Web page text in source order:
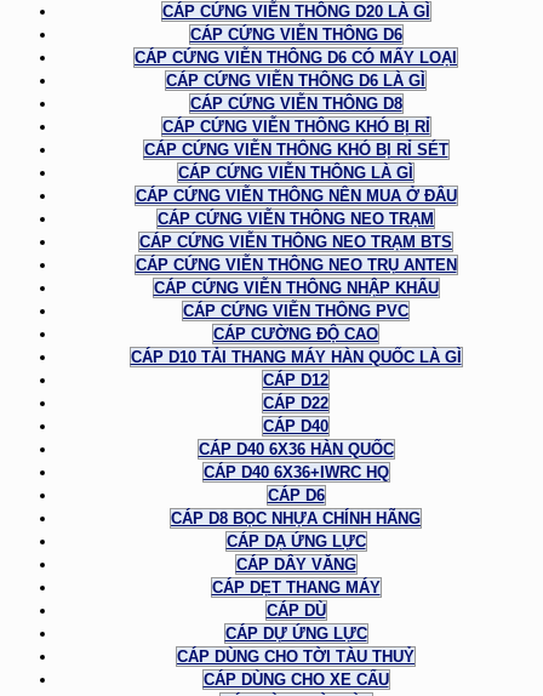
CÁP CỨNG VIỄN THÔNG D20 LÀ GÌ
CÁP CỨNG VIỄN THÔNG D6
CÁP CỨNG VIỄN THÔNG D6 CÓ MẤY LOẠI
CÁP CỨNG VIỄN THÔNG D6 LÀ GÌ
CÁP CỨNG VIỄN THÔNG D8
CÁP CỨNG VIỄN THÔNG KHÓ BỊ RỈ
CÁP CỨNG VIỄN THÔNG KHÓ BỊ RỈ SÉT
CÁP CỨNG VIỄN THÔNG LÀ GÌ
CÁP CỨNG VIỄN THÔNG NÊN MUA Ở ĐÂU
CÁP CỨNG VIỄN THÔNG NEO TRẠM
CÁP CỨNG VIỄN THÔNG NEO TRẠM BTS
CÁP CỨNG VIỄN THÔNG NEO TRỤ ANTEN
CÁP CỨNG VIỄN THÔNG NHẬP KHẨU
CÁP CỨNG VIỄN THÔNG PVC
CÁP CƯỜNG ĐỘ CAO
CÁP D10 TẢI THANG MÁY HÀN QUỐC LÀ GÌ
CÁP D12
CÁP D22
CÁP D40
CÁP D40 6X36 HÀN QUỐC
CÁP D40 6X36+IWRC HQ
CÁP D6
CÁP D8 BỌC NHỰA CHÍNH HÃNG
CÁP DẠ ỨNG LỰC
CÁP DÂY VĂNG
CÁP DẸT THANG MÁY
CÁP DÙ
CÁP DỰ ỨNG LỰC
CÁP DÙNG CHO TỜI TÀU THUỶ
CÁP DÙNG CHO XE CẨU